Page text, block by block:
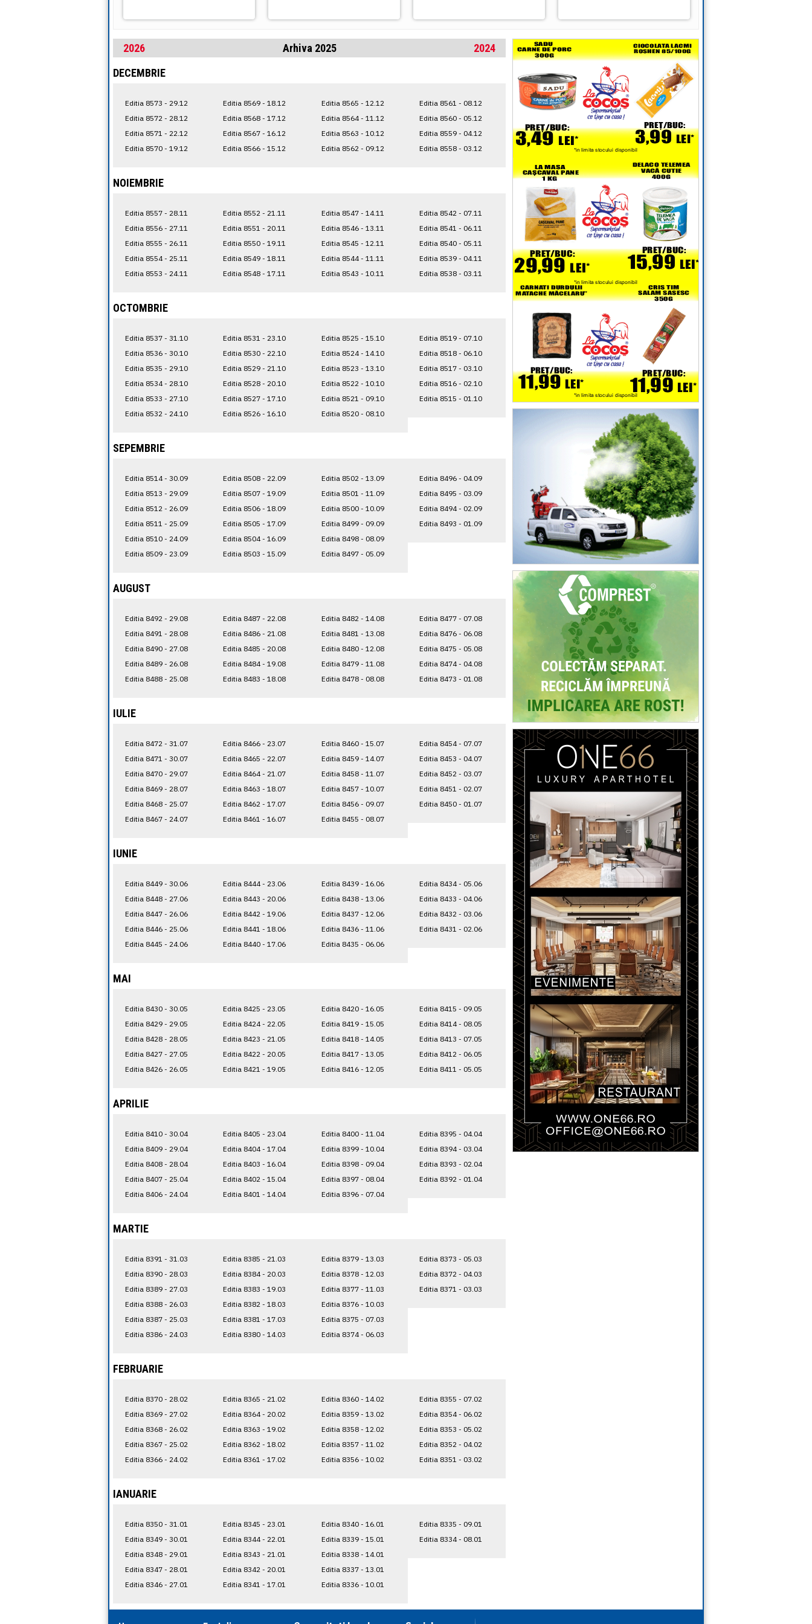
2026 2024
Arhiva 2025
DECEMBRIE
Editia 8573 - 29.12
Editia 8572 - 28.12
Editia 8571 - 22.12
Editia 8570 - 19.12
Editia 8569 - 18.12
Editia 8568 - 17.12
Editia 8567 - 16.12
Editia 8566 - 15.12
Editia 8565 - 12.12
Editia 8564 - 11.12
Editia 8563 - 10.12
Editia 8562 - 09.12
Editia 8561 - 08.12
Editia 8560 - 05.12
Editia 8559 - 04.12
Editia 8558 - 03.12
NOIEMBRIE
Editia 8557 - 28.11
Editia 8556 - 27.11
Editia 8555 - 26.11
Editia 8554 - 25.11
Editia 8553 - 24.11
Editia 8552 - 21.11
Editia 8551 - 20.11
Editia 8550 - 19.11
Editia 8549 - 18.11
Editia 8548 - 17.11
Editia 8547 - 14.11
Editia 8546 - 13.11
Editia 8545 - 12.11
Editia 8544 - 11.11
Editia 8543 - 10.11
Editia 8542 - 07.11
Editia 8541 - 06.11
Editia 8540 - 05.11
Editia 8539 - 04.11
Editia 8538 - 03.11
OCTOMBRIE
Editia 8537 - 31.10
Editia 8536 - 30.10
Editia 8535 - 29.10
Editia 8534 - 28.10
Editia 8533 - 27.10
Editia 8532 - 24.10
Editia 8531 - 23.10
Editia 8530 - 22.10
Editia 8529 - 21.10
Editia 8528 - 20.10
Editia 8527 - 17.10
Editia 8526 - 16.10
Editia 8525 - 15.10
Editia 8524 - 14.10
Editia 8523 - 13.10
Editia 8522 - 10.10
Editia 8521 - 09.10
Editia 8520 - 08.10
Editia 8519 - 07.10
Editia 8518 - 06.10
Editia 8517 - 03.10
Editia 8516 - 02.10
Editia 8515 - 01.10
SEPEMBRIE
Editia 8514 - 30.09
Editia 8513 - 29.09
Editia 8512 - 26.09
Editia 8511 - 25.09
Editia 8510 - 24.09
Editia 8509 - 23.09
Editia 8508 - 22.09
Editia 8507 - 19.09
Editia 8506 - 18.09
Editia 8505 - 17.09
Editia 8504 - 16.09
Editia 8503 - 15.09
Editia 8502 - 13.09
Editia 8501 - 11.09
Editia 8500 - 10.09
Editia 8499 - 09.09
Editia 8498 - 08.09
Editia 8497 - 05.09
Editia 8496 - 04.09
Editia 8495 - 03.09
Editia 8494 - 02.09
Editia 8493 - 01.09
AUGUST
Editia 8492 - 29.08
Editia 8491 - 28.08
Editia 8490 - 27.08
Editia 8489 - 26.08
Editia 8488 - 25.08
Editia 8487 - 22.08
Editia 8486 - 21.08
Editia 8485 - 20.08
Editia 8484 - 19.08
Editia 8483 - 18.08
Editia 8482 - 14.08
Editia 8481 - 13.08
Editia 8480 - 12.08
Editia 8479 - 11.08
Editia 8478 - 08.08
Editia 8477 - 07.08
Editia 8476 - 06.08
Editia 8475 - 05.08
Editia 8474 - 04.08
Editia 8473 - 01.08
IULIE
Editia 8472 - 31.07
Editia 8471 - 30.07
Editia 8470 - 29.07
Editia 8469 - 28.07
Editia 8468 - 25.07
Editia 8467 - 24.07
Editia 8466 - 23.07
Editia 8465 - 22.07
Editia 8464 - 21.07
Editia 8463 - 18.07
Editia 8462 - 17.07
Editia 8461 - 16.07
Editia 8460 - 15.07
Editia 8459 - 14.07
Editia 8458 - 11.07
Editia 8457 - 10.07
Editia 8456 - 09.07
Editia 8455 - 08.07
Editia 8454 - 07.07
Editia 8453 - 04.07
Editia 8452 - 03.07
Editia 8451 - 02.07
Editia 8450 - 01.07
IUNIE
Editia 8449 - 30.06
Editia 8448 - 27.06
Editia 8447 - 26.06
Editia 8446 - 25.06
Editia 8445 - 24.06
Editia 8444 - 23.06
Editia 8443 - 20.06
Editia 8442 - 19.06
Editia 8441 - 18.06
Editia 8440 - 17.06
Editia 8439 - 16.06
Editia 8438 - 13.06
Editia 8437 - 12.06
Editia 8436 - 11.06
Editia 8435 - 06.06
Editia 8434 - 05.06
Editia 8433 - 04.06
Editia 8432 - 03.06
Editia 8431 - 02.06
MAI
Editia 8430 - 30.05
Editia 8429 - 29.05
Editia 8428 - 28.05
Editia 8427 - 27.05
Editia 8426 - 26.05
Editia 8425 - 23.05
Editia 8424 - 22.05
Editia 8423 - 21.05
Editia 8422 - 20.05
Editia 8421 - 19.05
Editia 8420 - 16.05
Editia 8419 - 15.05
Editia 8418 - 14.05
Editia 8417 - 13.05
Editia 8416 - 12.05
Editia 8415 - 09.05
Editia 8414 - 08.05
Editia 8413 - 07.05
Editia 8412 - 06.05
Editia 8411 - 05.05
APRILIE
Editia 8410 - 30.04
Editia 8409 - 29.04
Editia 8408 - 28.04
Editia 8407 - 25.04
Editia 8406 - 24.04
Editia 8405 - 23.04
Editia 8404 - 17.04
Editia 8403 - 16.04
Editia 8402 - 15.04
Editia 8401 - 14.04
Editia 8400 - 11.04
Editia 8399 - 10.04
Editia 8398 - 09.04
Editia 8397 - 08.04
Editia 8396 - 07.04
Editia 8395 - 04.04
Editia 8394 - 03.04
Editia 8393 - 02.04
Editia 8392 - 01.04
MARTIE
Editia 8391 - 31.03
Editia 8390 - 28.03
Editia 8389 - 27.03
Editia 8388 - 26.03
Editia 8387 - 25.03
Editia 8386 - 24.03
Editia 8385 - 21.03
Editia 8384 - 20.03
Editia 8383 - 19.03
Editia 8382 - 18.03
Editia 8381 - 17.03
Editia 8380 - 14.03
Editia 8379 - 13.03
Editia 8378 - 12.03
Editia 8377 - 11.03
Editia 8376 - 10.03
Editia 8375 - 07.03
Editia 8374 - 06.03
Editia 8373 - 05.03
Editia 8372 - 04.03
Editia 8371 - 03.03
FEBRUARIE
Editia 8370 - 28.02
Editia 8369 - 27.02
Editia 8368 - 26.02
Editia 8367 - 25.02
Editia 8366 - 24.02
Editia 8365 - 21.02
Editia 8364 - 20.02
Editia 8363 - 19.02
Editia 8362 - 18.02
Editia 8361 - 17.02
Editia 8360 - 14.02
Editia 8359 - 13.02
Editia 8358 - 12.02
Editia 8357 - 11.02
Editia 8356 - 10.02
Editia 8355 - 07.02
Editia 8354 - 06.02
Editia 8353 - 05.02
Editia 8352 - 04.02
Editia 8351 - 03.02
IANUARIE
Editia 8350 - 31.01
Editia 8349 - 30.01
Editia 8348 - 29.01
Editia 8347 - 28.01
Editia 8346 - 27.01
Editia 8345 - 23.01
Editia 8344 - 22.01
Editia 8343 - 21.01
Editia 8342 - 20.01
Editia 8341 - 17.01
Editia 8340 - 16.01
Editia 8339 - 15.01
Editia 8338 - 14.01
Editia 8337 - 13.01
Editia 8336 - 10.01
Editia 8335 - 09.01
Editia 8334 - 08.01